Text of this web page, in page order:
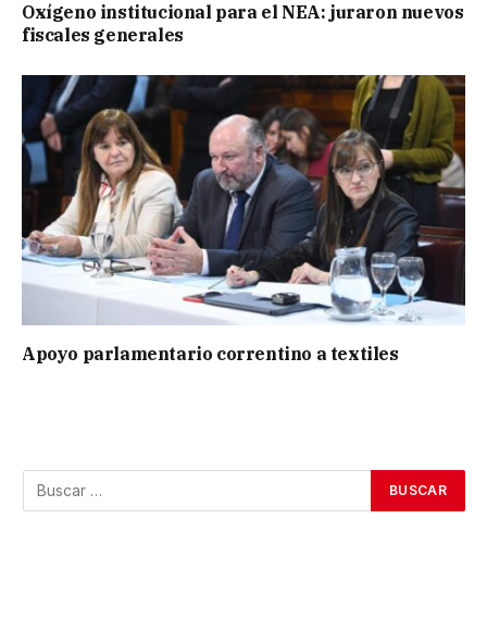
Oxígeno institucional para el NEA: juraron nuevos
fiscales generales
Apoyo parlamentario correntino a textiles